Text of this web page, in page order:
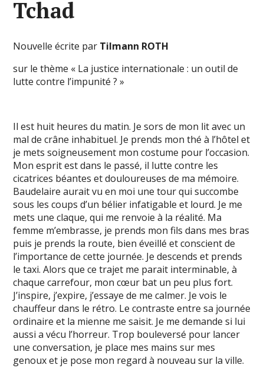
Tchad
Nouvelle écrite par Tilmann ROTH
sur le thème « La justice internationale : un outil de
lutte contre l’impunité ? »
Il est huit heures du matin. Je sors de mon lit avec un
mal de crâne inhabituel. Je prends mon thé à l’hôtel et
je mets soigneusement mon costume pour l’occasion.
Mon esprit est dans le passé, il lutte contre les
cicatrices béantes et douloureuses de ma mémoire.
Baudelaire aurait vu en moi une tour qui succombe
sous les coups d’un bélier infatigable et lourd. Je me
mets une claque, qui me renvoie à la réalité. Ma
femme m’embrasse, je prends mon fils dans mes bras
puis je prends la route, bien éveillé et conscient de
l’importance de cette journée. Je descends et prends
le taxi. Alors que ce trajet me parait interminable, à
chaque carrefour, mon cœur bat un peu plus fort.
J’inspire, j’expire, j’essaye de me calmer. Je vois le
chauffeur dans le rétro. Le contraste entre sa journée
ordinaire et la mienne me saisit. Je me demande si lui
aussi a vécu l’horreur. Trop bouleversé pour lancer
une conversation, je place mes mains sur mes
genoux et je pose mon regard à nouveau sur la ville.